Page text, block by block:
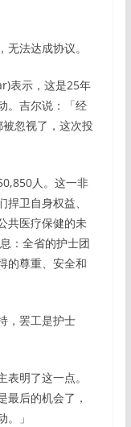
法达成协议。
表示，这是25年
。吉尔说：「经
忽视了，这次投
人。这一非
卫自身权益、
共医疗保健的未
：全省的护士团
的尊重、安全和
，罢工是护士
表明了这一点。
最后的机会了，
」